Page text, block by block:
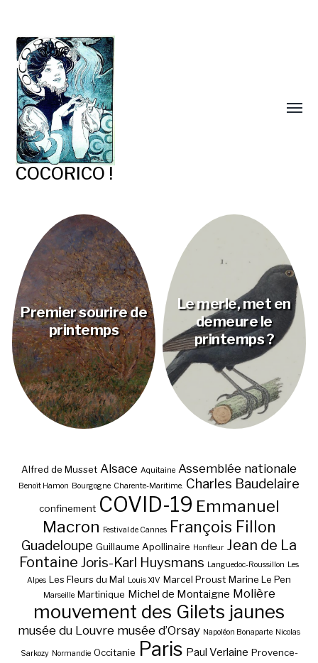
COCORICO !
Premier sourire de
printemps
Le merle, met en
demeure le
printemps ?
Alfred de Musset Alsace Aquitaine Assemblée nationale
Benoît Hamon Bourgogne Charente-Maritime. Charles Baudelaire
confinement COVID-19 Emmanuel
Macron
Festival de Cannes François Fillon
Guadeloupe Guillaume Apollinaire Honfleur Jean de La
Fontaine Joris-Karl Huysmans Languedoc-Roussillon Les
Alpes Les Fleurs du Mal Louis XIV Marcel Proust Marine Le Pen
Marseille Martinique Michel de Montaigne Molière
mouvement des Gilets jaunes
musée du Louvre musée d’Orsay Napoléon Bonaparte Nicolas
Sarkozy Normandie Occitanie Paris Paul Verlaine Provence-